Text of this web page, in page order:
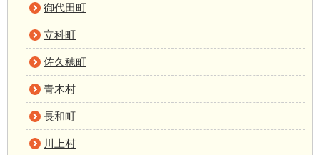
御代田町
立科町
佐久穂町
青木村
長和町
川上村